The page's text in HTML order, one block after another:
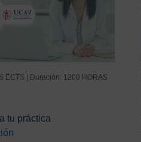
ECTS | Duración: 1200 HORAS
tu práctica